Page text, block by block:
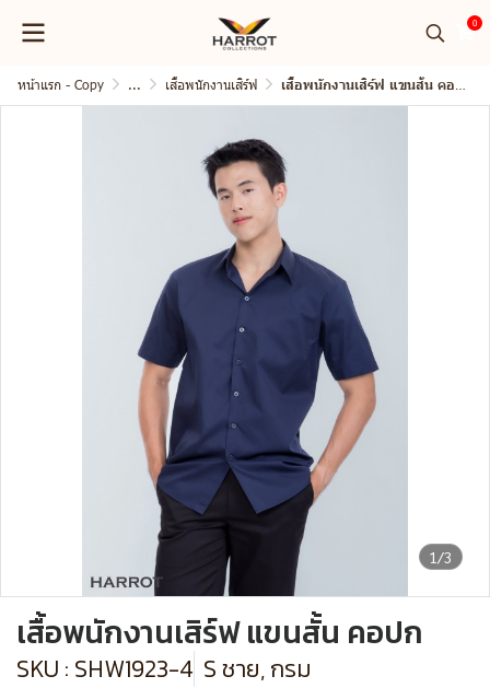
0
หน้าแรก - Copy ... เสื้อพนักงานเสิร์ฟ เสื้อพนักงานเสิร์ฟ แขนสั้น คอปก
1/3
เสื้อพนักงานเสิร์ฟ แขนสั้น คอปก
SKU : SHW1923-4 S ชาย, กรม